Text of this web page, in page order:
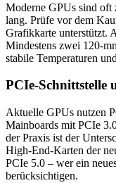
Moderne GPUs sind oft
lang. Prüfe vor dem
Grafikkarte unterstützt.
Mindestens zwei 120-
stabile Temperaturen
PCIe-Schnittstelle
Aktuelle GPUs nutzen
Mainboards mit PCIe
der Praxis ist der
High-End-Karten der
PCIe 5.0 – wer ein
berücksichtigen.